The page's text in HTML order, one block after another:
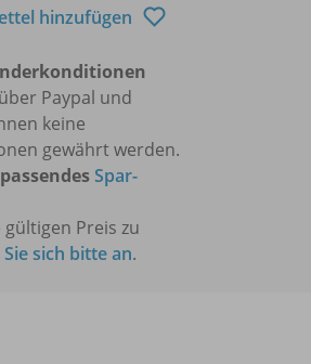
hinzufügen
Paypal und
keine
gewährt werden.
Spar-
Preis zu
sich bitte an.